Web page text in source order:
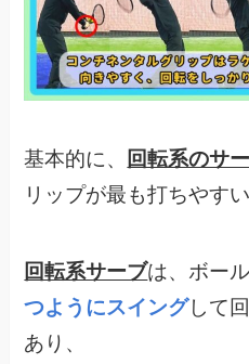
基本的に、 回転系のサ
リップが最も打ちやす
回転系サーブは、ボー
つようにスイングして
あり、